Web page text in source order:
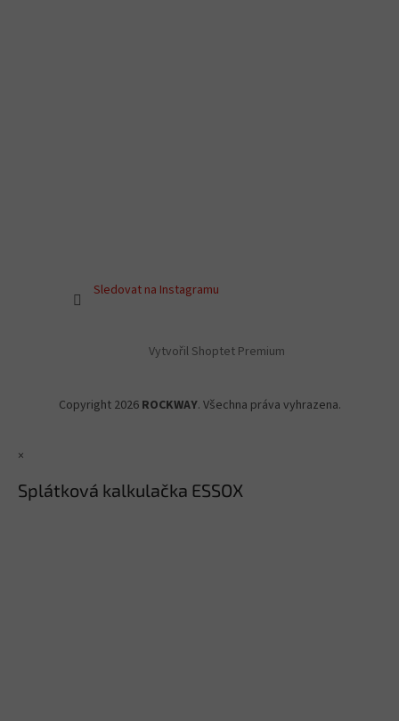
Sledovat na Instagramu
Vytvořil Shoptet Premium
Copyright 2026 ROCKWAY. Všechna práva vyhrazena.
×
Splátková kalkulačka ESSOX